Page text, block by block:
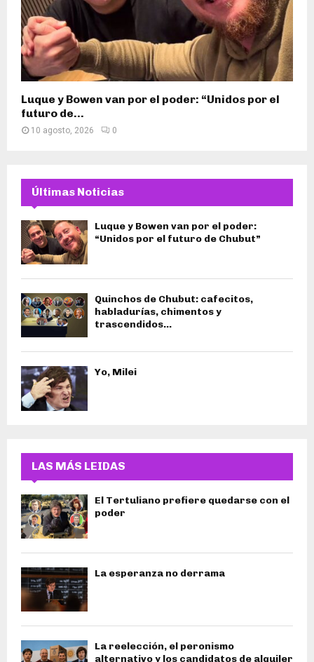
Luque y Bowen van por el poder: “Unidos por el
futuro de...
10 agosto, 2026 0
Últimas Noticias
Luque y Bowen van por el poder:
“Unidos por el futuro de Chubut”
Quinchos de Chubut: cafecitos,
habladurías, chimentos y
trascendidos…
Yo, Milei
LAS MÁS LEIDAS
El Tertuliano prefiere quedarse con el
poder
La esperanza no derrama
La reelección, el peronismo
alternativo y los candidatos de alquiler